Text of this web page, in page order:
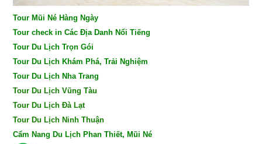
Tour Mũi Né Hàng Ngày
Tour check in Các Địa Danh Nổi Tiếng
Tour Du Lịch Trọn Gói
Tour Du Lịch Khám Phá, Trải Nghiệm
Tour Du Lịch Nha Trang
Tour Du Lịch Vũng Tàu
Tour Du Lịch Đà Lạt
Tour Du Lịch Ninh Thuận
Cẩm Nang Du Lịch Phan Thiết, Mũi Né